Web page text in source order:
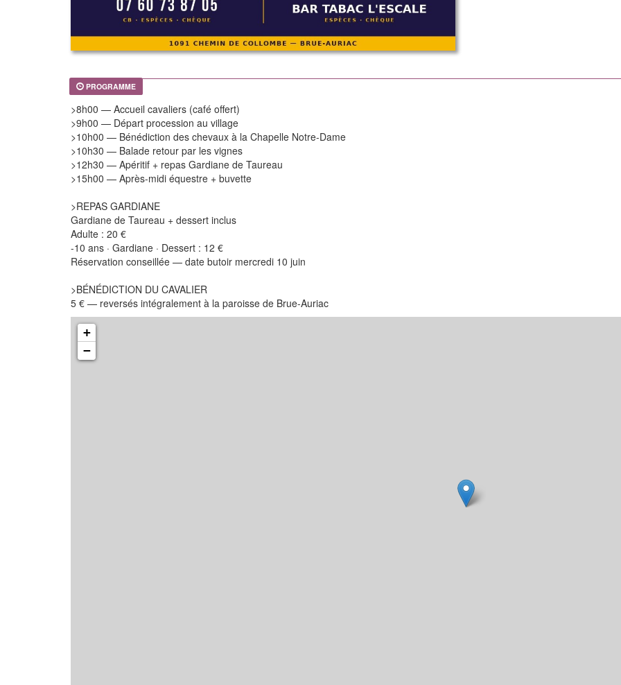
PROGRAMME
>8h00 — Accueil cavaliers (café offert)
>9h00 — Départ procession au village
>10h00 — Bénédiction des chevaux à la Chapelle Notre-Dame
>10h30 — Balade retour par les vignes
>12h30 — Apéritif + repas Gardiane de Taureau
>15h00 — Après-midi équestre + buvette
>REPAS GARDIANE
Gardiane de Taureau + dessert inclus
Adulte : 20 €
-10 ans · Gardiane · Dessert : 12 €
Réservation conseillée — date butoir mercredi 10 juin
>BÉNÉDICTION DU CAVALIER
5 € — reversés intégralement à la paroisse de Brue-Auriac
+
−